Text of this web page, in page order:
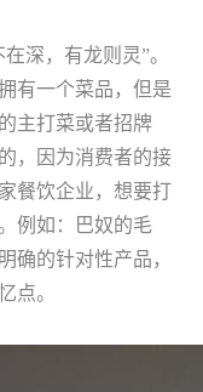
深，有龙则灵”。
有一个菜品，但是
主打菜或者招牌
，因为消费者的接
餐饮企业，想要打
例如：巴奴的毛
确的针对性产品，
点。